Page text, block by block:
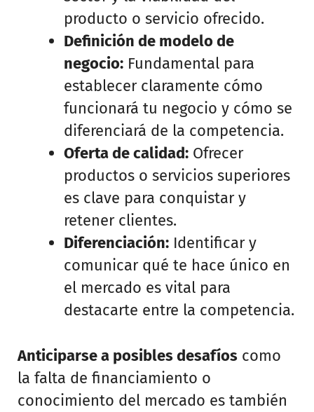
producto o servicio ofrecido.
Definición de modelo de
negocio: Fundamental para
establecer claramente cómo
funcionará tu negocio y cómo se
diferenciará de la competencia.
Oferta de calidad: Ofrecer
productos o servicios superiores
es clave para conquistar y
retener clientes.
Diferenciación: Identificar y
comunicar qué te hace único en
el mercado es vital para
destacarte entre la competencia.
Anticiparse a posibles desafíos como
la falta de financiamiento o
conocimiento del mercado es también